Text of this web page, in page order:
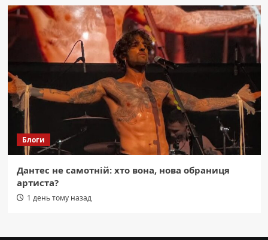
Блоги
Дантес не самотній: хто вона, нова обраниця
артиста?
1 день тому назад